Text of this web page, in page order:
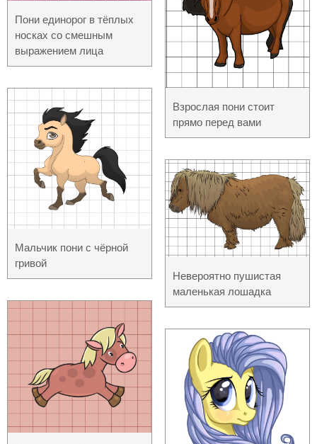
Пони единорог в тёплых
носках со смешным
выражением лица
Мальчик пони с чёрной
гривой
Взрослая пони стоит
прямо перед вами
Невероятно пушистая
маленькая лошадка